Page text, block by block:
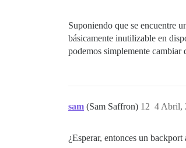
Suponiendo que se encuentre
básicamente inutilizable en
podemos simplemente cambiar
sam (Sam Saffron) 4 Abril,
12
¿Esperar, entonces un